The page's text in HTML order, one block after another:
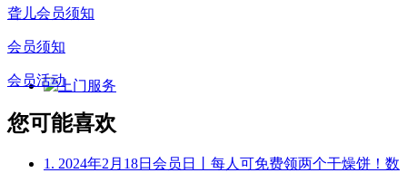
聋儿会员须知
会员须知
会员活动
您可能喜欢
1. 2024年2月18日会员日丨每人可免费领两个干燥饼！数